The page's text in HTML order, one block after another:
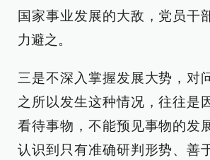
国家事业发展的大敌，党员干
力避之。
三是不深入掌握发展大势，对
之所以发生这种情况，往往是
看待事物，不能预见事物的发
认识到只有准确研判形势、善